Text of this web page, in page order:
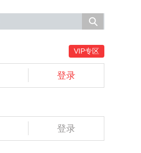
VIP专区
登录
登录